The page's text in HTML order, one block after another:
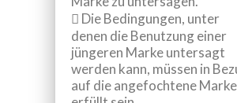
 Die Bedingungen, unter
denen die Benutzung einer
jüngeren Marke untersagt
werden kann, müssen in
auf die angefochtene Marke